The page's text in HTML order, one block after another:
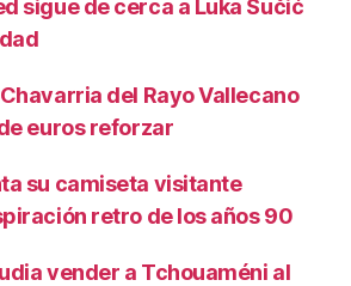
sigue de cerca a Luka Sučić
del Rayo Vallecano
euros reforzar
su camiseta visitante
retro de los años 90
vender a Tchouaméni al